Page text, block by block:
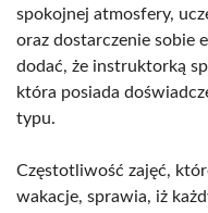
spokojnej atmosfery,
oraz dostarczenie sobie
dodać, że instruktorką
która posiada
typu.
Częstotliwość zajęć,
wakacje, sprawia, iż